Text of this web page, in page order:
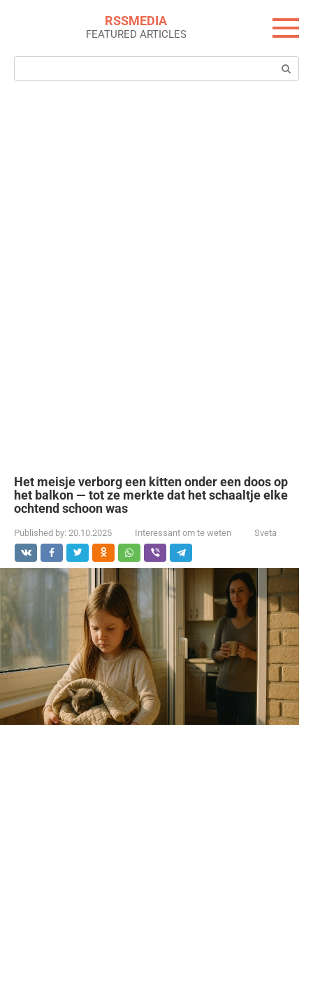
RSSMEDIA
FEATURED ARTICLES
Search:
Het meisje verborg een kitten onder een doos op
het balkon — tot ze merkte dat het schaaltje elke
ochtend schoon was
Published by: 20.10.2025 Interessant om te weten Sveta